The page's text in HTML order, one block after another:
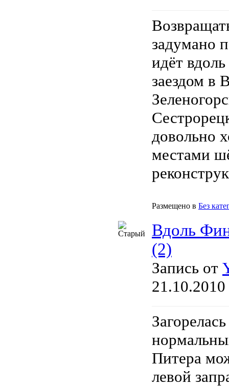
задумано
идёт
заездом в
довольно
местами
Размещено в Без
Вдоль
(2)
Запись от
Питера
левой